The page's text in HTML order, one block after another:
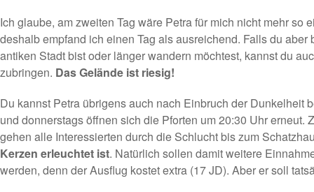
Ich glaube, am zweiten Tag wäre Petra für mich nicht mehr so
deshalb empfand ich einen Tag als ausreichend. Falls du aber
antiken Stadt bist oder länger wandern möchtest, kannst du
zubringen. Das Gelände ist riesig!
Du kannst Petra übrigens auch nach Einbruch der Dunkelheit
und donnerstags öffnen sich die Pforten um 20:30 Uhr erneut.
gehen alle Interessierten durch die Schlucht bis zum
Kerzen erleuchtet ist. Natürlich sollen damit weitere
werden, denn der Ausflug kostet extra (17 JD). Aber er soll